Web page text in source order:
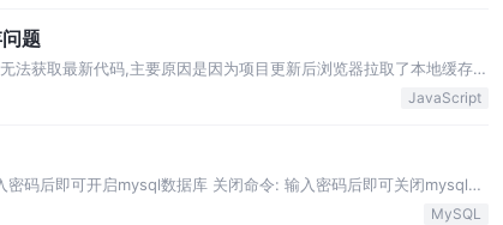
题
法获取最新代码,主要原因是因为项目更新后浏览器拉取了本地缓存,
JavaScript
码后即可开启mysql数据库 关闭命令: 输入密码后即可关闭mysql数
MySQL